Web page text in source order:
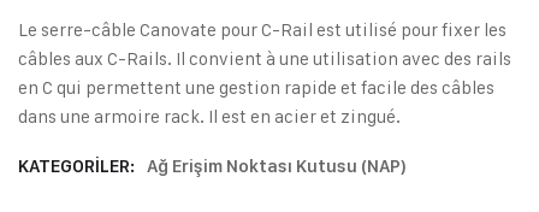
Le serre-câble Canovate pour C-Rail est utilisé pour fixer les
câbles aux C-Rails. Il convient à une utilisation avec des rails
en C qui permettent une gestion rapide et facile des câbles
dans une armoire rack. Il est en acier et zingué.
KATEGORILER: Ağ Erişim Noktası Kutusu (NAP)